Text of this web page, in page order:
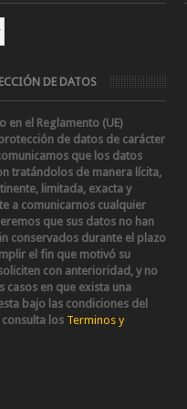
DE DATOS
en el Reglamento (UE)
de datos de carácter
que los datos
tratándolos de manera lícita,
limitada, exacta y
a comunicarnos cualquier
que sus datos no han
conservados durante el plazo
el fin que motivó su
con anterioridad, y no
casos en que exista una
bajo las condiciones del
los Terminos y